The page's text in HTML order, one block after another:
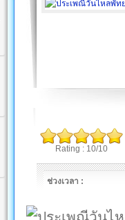
Rating : 10/10
ช่วงเวลา :